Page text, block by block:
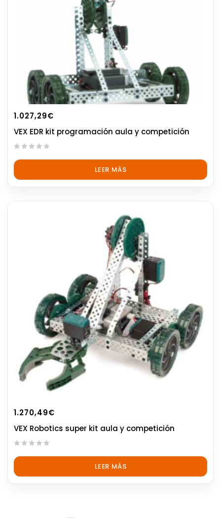
1.027,29€
VEX EDR kit programación aula y competición
out
5
LEER MÁS
1.270,49€
VEX Robotics super kit aula y competición
out
5
LEER MÁS